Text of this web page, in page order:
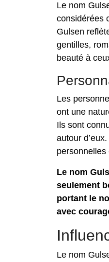
Le nom
considérées
Gulsen
gentilles,
beauté à
Les
ont une
Ils sont
autour
personnelles
Le nom
seulement
portant le
avec
Le nom